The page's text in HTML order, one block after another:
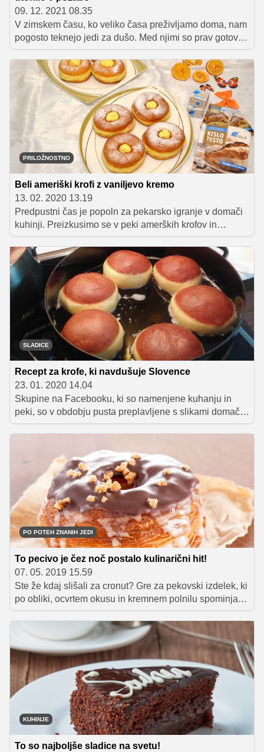
09. 12. 2021 08.35
V zimskem času, ko veliko časa preživljamo doma, nam
pogosto teknejo jedi za dušo. Med njimi so prav gotovo
tudi čudovito puhasti buhteljni, sladko pecivo iz
kvašenega testa, ki je pri nas skoraj utonilo v pozabo.
Takšnih, kot so jih pripravljale naše babice, v naših
pekarnah in kavarnah skorajda ni moč dobiti. Ker pa
najbolje teknejo, ko so še topli, so vsekakor najboljši
doma pripravljeni buhteljni.
PRILOŽNOSTNO
Beli ameriški krofi z vaniljevo kremo
13. 02. 2020 13.19
Predpustni čas je popoln za pekarsko igranje v domači
kuhinji. Preizkusimo se v peki amerških krofov in
pripravi slastne vaniljeve kreme, s katero napolnimo
obročaste ameriške krofe. S tem receptom vam bodo
zagotovo uspeli!
SLADICE
Recept za krofe, ki navdušuje Slovence
23. 01. 2020 14.04
Skupine na Facebooku, ki so namenjene kuhanju in
peki, so v obdobju pusta preplavljene s slikami domačih
krofov, med recepti, po katerih jih gospodinje cvrejo, pa
imenuje kar 'kraljica krofov'. Rosanin recept vam
ponujamo v nadaljevanju, avtorica pa nam je zaupala
tudi nekaj odličnih nasvetov, ki jih moramo pri pripravi
krofov upoštevati.
PO POTEH ZNANIH JEDI
To pecivo je čez noč postalo kulinarični hit!
07. 05. 2019 15.59
Ste že kdaj slišali za cronut? Gre za pekovski izdelek, ki
po obliki, ocvrtem okusu in kremnem polnilu spominja
na ameriški krof, a ko ugriznemo vanj, nas presenetijo
drobljive, krhke plasti testa, kakršnega smo vajeni pri
francoskem rogljičku. In prav to je cronut: hibrid, ki je
tako od krofa kot od maslenega rogljička pobral le
najboljše ter to združil v novo, izjemno okusno celoto.
KUHINJE
To so najboljše sladice na svetu!